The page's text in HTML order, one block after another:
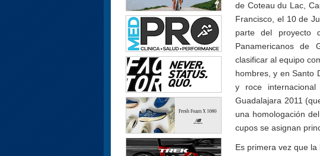
de Coteau du Lac,
Francisco, el 10 de
parte del proyecto
Panamericanos de
clasificar al equipo
hombres, y en Santo
y roce
Guadalajara 2011
una homologación
cupos se asignan
Es primera vez que